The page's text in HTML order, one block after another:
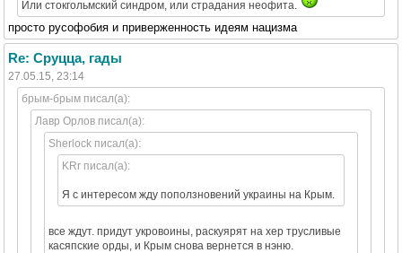
Или стокгольмский синдром, или страдания неофита.
просто русофобия и приверженность идеям нацизма
Re: Сруцца, гады
27.05.15, 23:14
брым-брым писал(а):
Лавр Орлов писал(а):
Sherlock писал(а):
KRr писал(а):
Я с интересом жду поползновений украины на Крым.
все ждут. придут укровоины, раскуярят на хер трусливые
касяпские орды, и Крым снова вернется в нэню.